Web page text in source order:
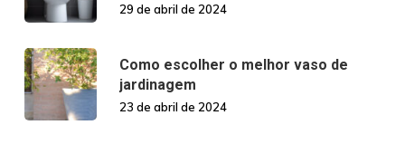
29 de abril de 2024
Como escolher o melhor vaso de
jardinagem
23 de abril de 2024